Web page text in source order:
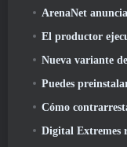
ArenaNet anuncia
El productor ejecutivo de STO, Thomas
Nueva variante del
Puedes
Cómo
Digital Extremes revela el